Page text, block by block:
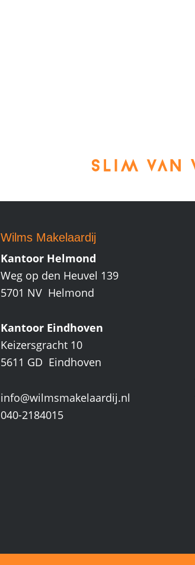
Wilms Makelaardij
Kantoor Helmond
Weg op den Heuvel 139
5701 NV Helmond
Kantoor Eindhoven
Keizersgracht 10
5611 GD Eindhoven
info@wilmsmakelaardij.nl
040-2184015